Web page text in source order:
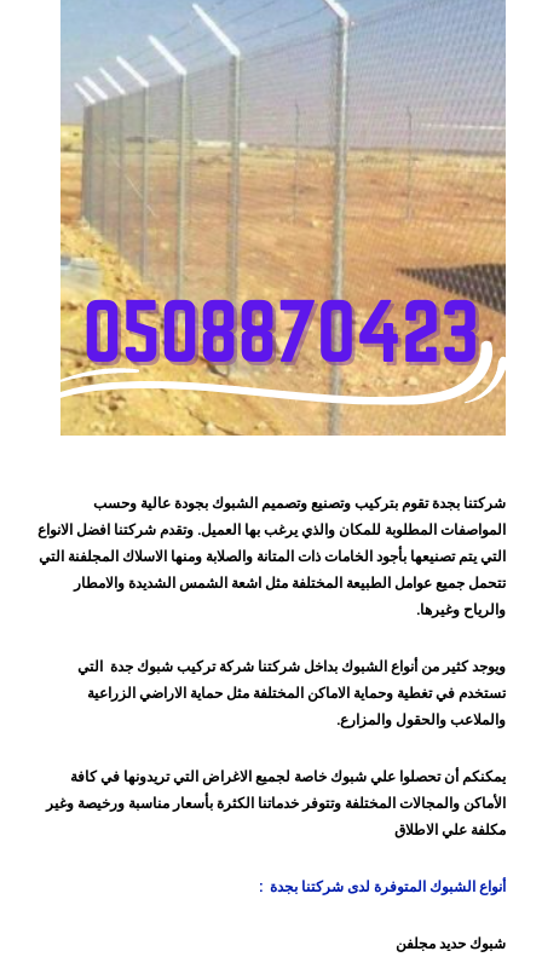
شركتنا بجدة تقوم بتركيب وتصنيع وتصميم الشبوك بجودة عالية وحسب
المواصفات المطلوبة للمكان والذي يرغب بها العميل. وتقدم شركتنا افضل الانواع
التي يتم تصنيعها بأجود الخامات ذات المتانة والصلابة ومنها الاسلاك المجلفنة التي
تتحمل جميع عوامل الطبيعة المختلفة مثل اشعة الشمس الشديدة والامطار
والرياح وغيرها.
ويوجد كثير من أنواع الشبوك بداخل شركتنا شركة تركيب شبوك جدة التي
تستخدم في تغطية وحماية الاماكن المختلفة مثل حماية الاراضي الزراعية
والملاعب والحقول والمزارع.
يمكنكم أن تحصلوا علي شبوك خاصة لجميع الاغراض التي تريدونها في كافة
الأماكن والمجالات المختلفة وتتوفر خدماتنا الكثرة بأسعار مناسبة ورخيصة وغير
مكلفة علي الاطلاق
أنواع الشبوك المتوفرة لدى شركتنا بجدة :
شبوك حديد مجلفن